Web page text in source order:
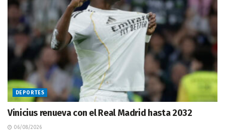
DEPORTES
Vinicius renueva con el Real Madrid hasta 2032
06/08/2026